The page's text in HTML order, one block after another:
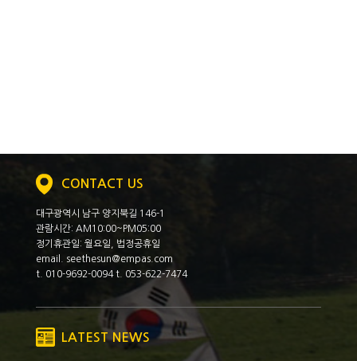
CONTACT US
대구광역시 남구 양지북길 146-1
관람시간: AM10:00~PM05:00
정기휴관일: 월요일, 법정공휴일
email. seethesun@empas.com
t. 010-9692-0094 t. 053-622-7474
LATEST NEWS